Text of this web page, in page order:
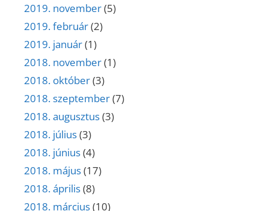
2019. november(5)
2019. február(2)
2019. január(1)
2018. november(1)
2018. október(3)
2018. szeptember(7)
2018. augusztus(3)
2018. július(3)
2018. június(4)
2018. május(17)
2018. április(8)
2018. március(10)